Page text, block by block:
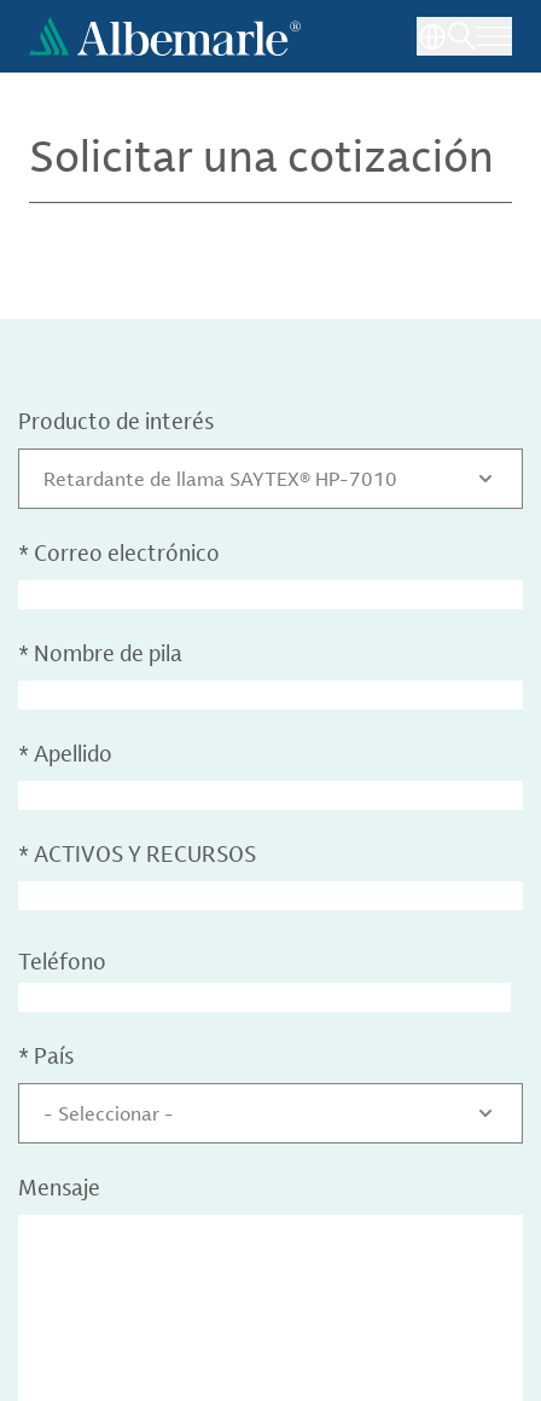
Pasar
contenido
Solicitar una cotización
Producto de interés
Retardante de llama SAYTEX® HP-7010
* Correo electrónico
* Nombre de pila
* Apellido
* ACTIVOS Y RECURSOS
Teléfono
* País
- Seleccionar -
Mensaje